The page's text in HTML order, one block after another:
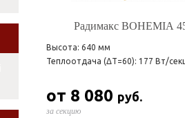
Радимакс BOHEMIA
Высота: 640 мм
Теплоотдача (ΔT=60): 177 Вт/
от 8 080 руб.
за секцию